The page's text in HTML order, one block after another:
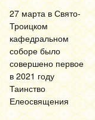
27 марта в Свято-
Троицком
кафедральном
соборе было
совершено первое
в 2021 году
Таинство
Елеосвящения